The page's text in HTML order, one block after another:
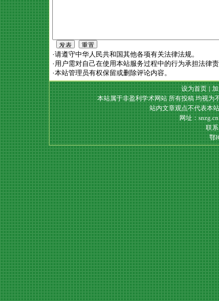
·请遵守中华人民共和国其他各项有关法律法规。
·用户需对自己在使用本站服务过程中的行为承担法律
·本站管理员有权保留或删除评论内容。
设为首页|
本站属于非盈利学术网站 所有投稿 均视为
站内文章观点不代表本
网址：
联
鄂